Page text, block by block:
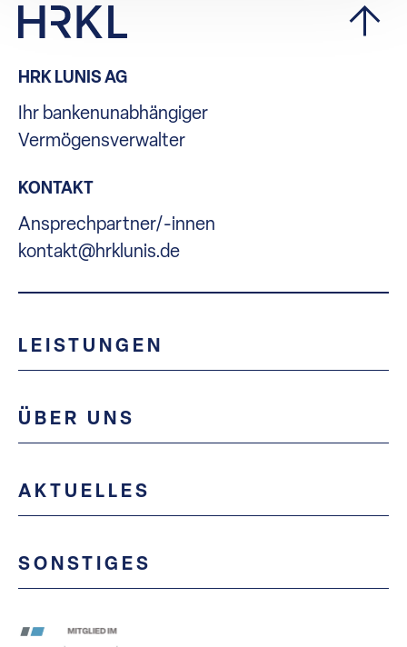
HRK LUNIS AG
Ihr bankenunabhängiger
Vermögensverwalter
KONTAKT
Ansprechpartner/-innen
kontakt@hrklunis.de
LEISTUNGEN
ÜBER UNS
AKTUELLES
SONSTIGES